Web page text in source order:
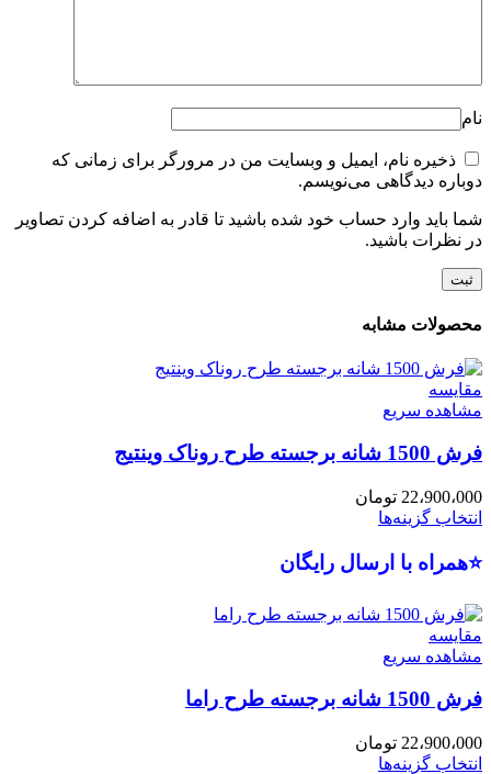
نام
ذخیره نام، ایمیل و وبسایت من در مرورگر برای زمانی که
دوباره دیدگاهی می‌نویسم.
شما باید وارد حساب خود شده باشید تا قادر به اضافه کردن تصاویر
در نظرات باشید.
محصولات مشابه
مقایسه
مشاهده سریع
فرش 1500 شانه برجسته طرح روناک وینتیج
22،900،000 تومان
انتخاب گزینه‌ها
⭐همراه با ارسال رایگان
مقایسه
مشاهده سریع
فرش 1500 شانه برجسته طرح راما
22،900،000 تومان
انتخاب گزینه‌ها